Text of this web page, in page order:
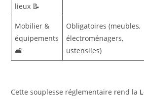
lieux 📝
Mobilier &
équipements
🛋️
Obligatoires (meubles,
électroménagers,
ustensiles)
Cette souplesse réglementaire rend la